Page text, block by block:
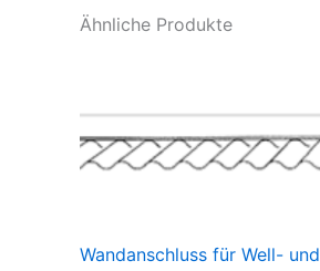
Ähnliche Produkte
Wandanschluss für Well- und